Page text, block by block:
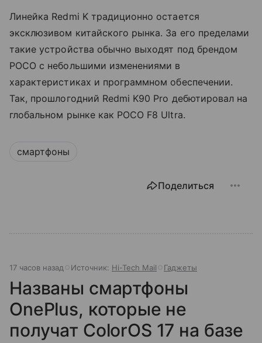
Линейка Redmi K традиционно остается
эксклюзивом китайского рынка. За его пределами
такие устройства обычно выходят под брендом
POCO с небольшими изменениями в
характеристиках и программном обеспечении.
Так, прошлогодний Redmi K90 Pro дебютировал на
глобальном рынке как POCO F8 Ultra.
смартфоны
Поделиться
17 часов назад Источник: Hi-Tech Mail Гаджеты
Названы смартфоны
OnePlus, которые не
получат ColorOS 17 на базе